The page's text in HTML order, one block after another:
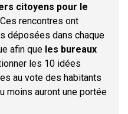
citoyens pour le
Ces rencontres ont
déposées dans chaque
afin que les bureaux
les 10 idées
au vote des habitants
moins auront une portée